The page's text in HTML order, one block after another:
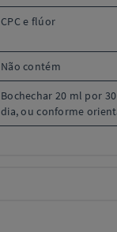
CPC e flúor
Não contém
Bochechar 20 ml por
dia, ou conforme